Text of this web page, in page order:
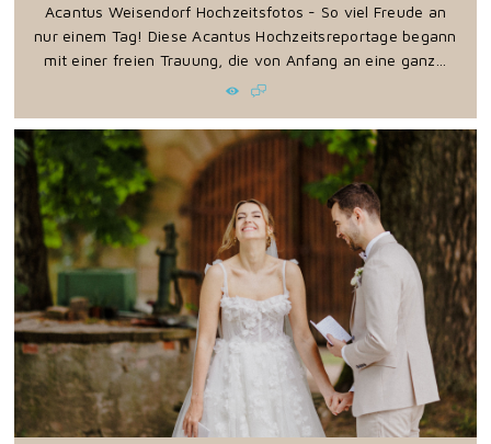
Acantus Weisendorf Hochzeitsfotos - So viel Freude an
nur einem Tag! Diese Acantus Hochzeitsreportage begann
mit einer freien Trauung, die von Anfang an eine ganz...